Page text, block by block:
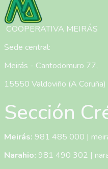
COOPERATIVA MEIRÁS
Sede central:
Meirás - Cantodomuro 77,
15550 Valdoviño (A Coruña)
Sección
Meirás: 981 485 000 |
Narahio: 981 490 302 |